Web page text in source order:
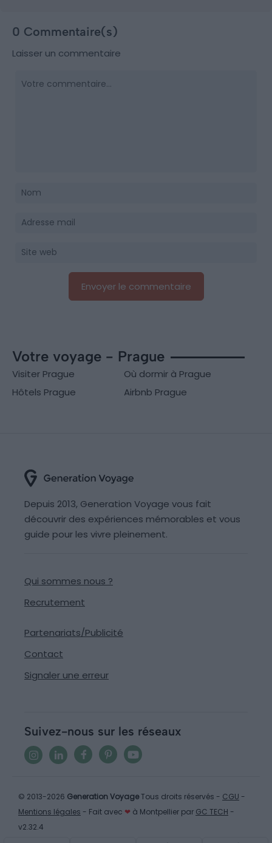
0 Commentaire(s)
Laisser un commentaire
Votre voyage - Prague
Visiter Prague
Où dormir à Prague
Hôtels Prague
Airbnb Prague
Depuis 2013, Generation Voyage vous fait
découvrir des expériences mémorables et vous
guide pour les vivre pleinement.
Qui sommes nous ?
Recrutement
Partenariats/Publicité
Contact
Signaler une erreur
Suivez-nous sur les réseaux
© 2013-2026 Generation VoyageTous droits réservés - CGU -
Mentions légales - Fait avec ❤ à Montpellier par GC TECH -
v2.32.4